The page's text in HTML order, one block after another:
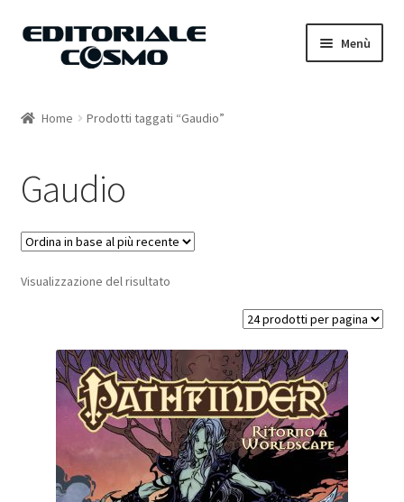
Vai
Vai
Menù
Carrello
Il mio account
Home Prodotti taggati “Gaudio”
Gaudio
Visualizzazione del risultato